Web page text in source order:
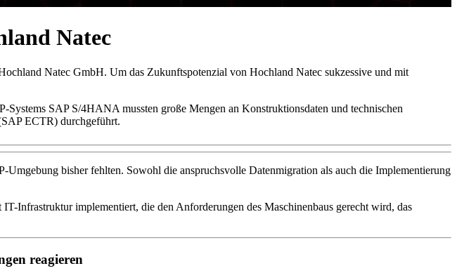
Natec
Natec GmbH. Um das Zukunftspotenzial von Hochland Natec sukzessive und mit
SAP S/4HANA mussten große Mengen an Konstruktionsdaten und technischen
ECTR) durchgeführt.
bisher fehlten. Sowohl die anspruchsvolle Datenmigration als auch die Implementierung
Infrastruktur implementiert, die den Anforderungen des Maschinenbaus gerecht wird, das
reagieren